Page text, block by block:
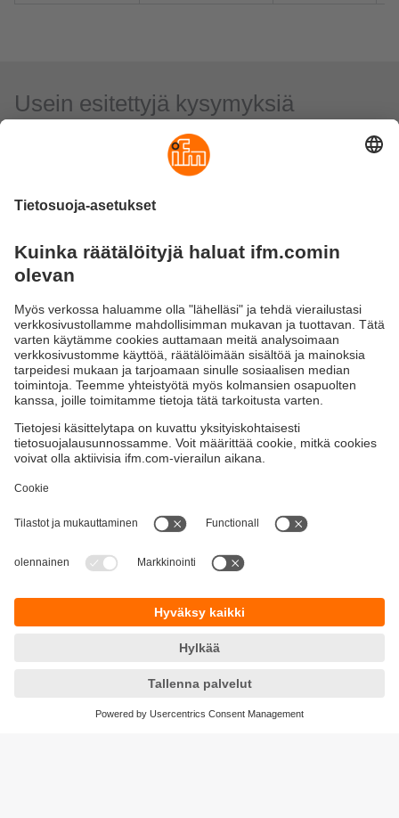
Usein esitettyjä kysymyksiä
Tuotteet
Sijainnit (EN)
Yksityisyyskäytäntö
Responsible Disclosure
Cookies